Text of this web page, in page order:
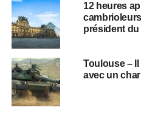
12 heures
président
Toulouse –
avec un